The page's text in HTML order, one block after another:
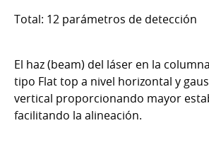
Total: 12 parámetros de detección
El haz (beam) del láser en la
tipo Flat top a nivel horizontal y
vertical proporcionando mayor
facilitando la alineación.